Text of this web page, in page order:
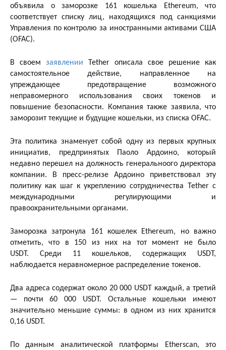
объявила о заморозке 161 кошелька Ethereum, что
соответствует списку лиц, находящихся под санкциями
Управления по контролю за иностранными активами США
(OFAC).
В своем заявлении Tether описала свое решение как
самостоятельное действие, направленное на
упреждающее предотвращение возможного
неправомерного использования своих токенов и
повышение безопасности. Компания также заявила, что
заморозит текущие и будущие кошельки, из списка OFAC.
Эта политика знаменует собой одну из первых крупных
инициатив, предпринятых Паоло Ардоино, который
недавно перешел на должность генеральноого директора
компании. В пресс-релизе Ардоино приветствовал эту
политику как шаг к укреплению сотрудничества Tether с
международными регулирующими и
правоохранительными органами.
Заморозка затронула 161 кошелек Ethereum, но важно
отметить, что в 150 из них на тот момент не было
USDT. Среди 11 кошельков, содержащих USDT,
наблюдается неравномерное распределение токенов.
Два адреса содержат около 20 000 USDT каждый, а третий
— почти 60 000 USDT. Остальные кошельки имеют
значительно меньшие суммы: в одном из них хранится
0,16 USDT.
По данным аналитической платформы Etherscan, это